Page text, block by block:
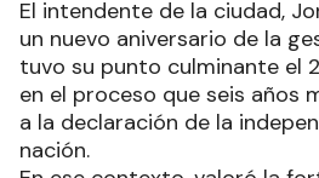
El intendente de la ciudad,
un nuevo aniversario de la
tuvo su punto culminante el
en el proceso que seis años
a la declaración de la
nación.